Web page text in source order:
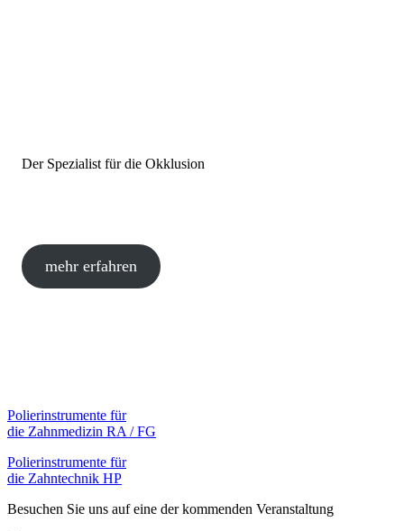
Der Spezialist für die Okklusion
mehr erfahren
Polierinstrumente für
die Zahnmedizin RA / FG
Polierinstrumente für
die Zahntechnik HP
Besuchen Sie uns auf eine der kommenden Veranstaltung